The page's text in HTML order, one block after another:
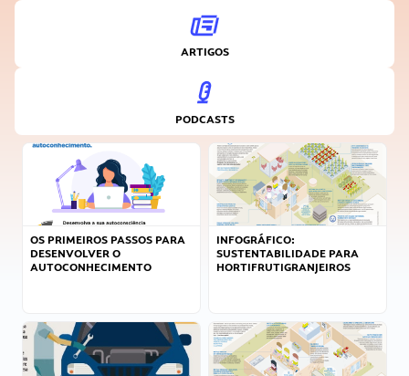
ARTIGOS
PODCASTS
OS PRIMEIROS PASSOS PARA
DESENVOLVER O
AUTOCONHECIMENTO
INFOGRÁFICO:
SUSTENTABILIDADE PARA
HORTIFRUTIGRANJEIROS